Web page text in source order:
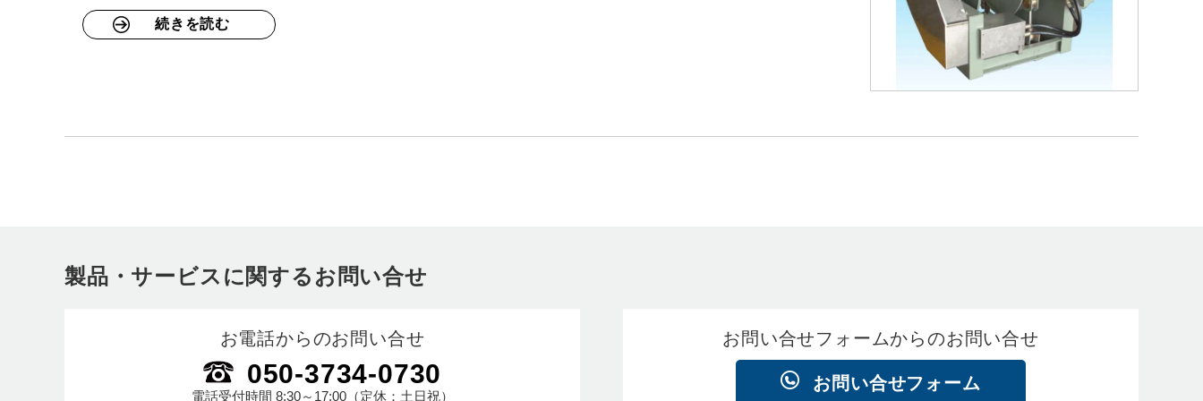
続きを読む
製品・サービスに関するお問い合せ
お電話からのお問い合せ
050-3734-0730
電話受付時間 8:30～17:00（定休：土日祝）
お問い合せフォームからのお問い合せ
お問い合せフォーム